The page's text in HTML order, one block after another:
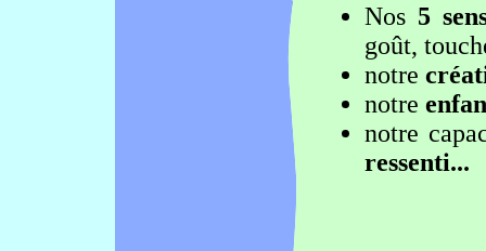
Nos 5
goût,
notre
notre
notre
ressenti...